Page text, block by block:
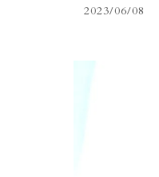
2023/06/08